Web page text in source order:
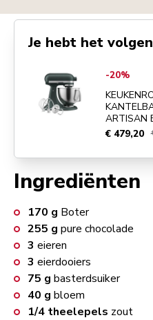
Ingrediënten
170 g Boter
255 g pure chocolade
3 eieren
3 eierdooiers
75 g basterdsuiker
40 g bloem
1/4 theelepels zout
Je hebt het
Go toKEUKENROBOT MET
-20%
ARTISAN
€ 479,20